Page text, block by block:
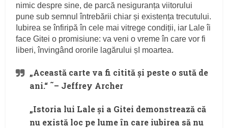
nimic despre sine, de parcă nesiguranța viitorului
pune sub semnul întrebării chiar și existența trecutului.
Iubirea se înfiripă în cele mai vitrege condiții, iar Lale îi
face Gitei o promisiune: va veni o vreme în care vor fi
liberi, învingând ororile lagărului șI moartea.
„Această carte va fi citită și peste o sută de
ani.“ ˜– Jeffrey Archer
„Istoria lui Lale și a Gitei demonstrează că
nu există loc pe lume în care iubirea să nu